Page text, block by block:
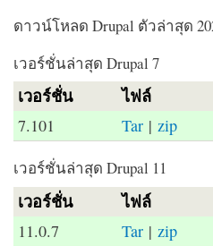
ดาวน์โหลด Drupal ตัวล่าสุด
เวอร์ชั่นล่าสุด Drupal 7
เวอร์ชั่น ไฟล์
7.101 Tar |zip
เวอร์ชั่นล่าสุด Drupal 11
เวอร์ชั่น ไฟล์
11.0.7 Tar | zip